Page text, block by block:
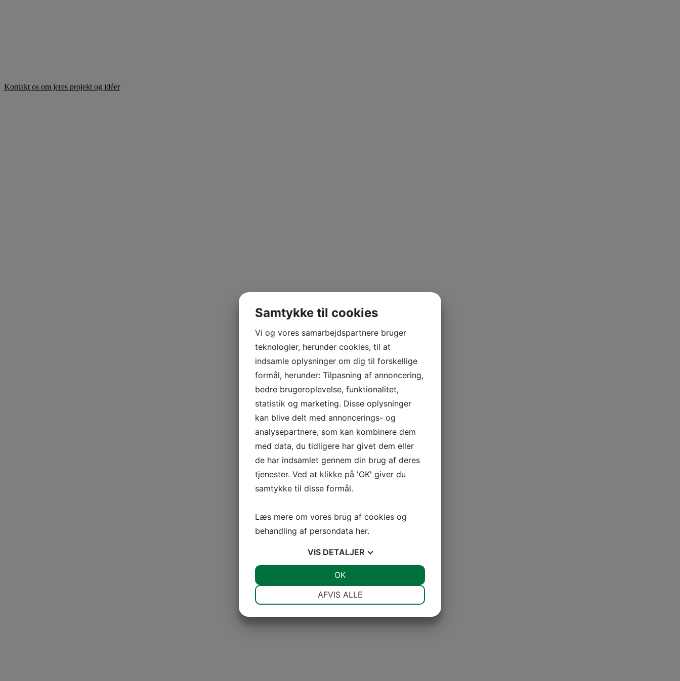
Kontakt os om jeres projekt og idéer
Samtykke til cookies
Vi og vores samarbejdspartnere bruger
teknologier, herunder cookies, til at
indsamle oplysninger om dig til forskellige
formål, herunder: Tilpasning af annoncering,
bedre brugeroplevelse, funktionalitet,
statistik og marketing. Disse oplysninger
kan blive delt med annoncerings- og
analysepartnere, som kan kombinere dem
med data, du tidligere har givet dem eller
de har indsamlet gennem din brug af deres
tjenester. Ved at klikke på 'OK' giver du
samtykke til disse formål.
Læs mere om vores brug af cookies og
behandling af persondata her.
VIS DETALJER
AFVIS ALLE
OK